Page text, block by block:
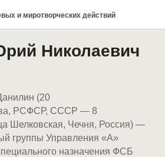
и миротворческих действий
Николаевич
(20
РСФСР, СССР — 8
Шелковская, Чечня, Россия) —
группы Управления «А»
назначения ФСБ